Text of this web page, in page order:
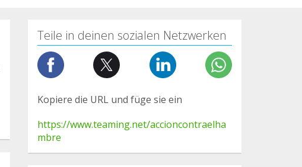
Teile in deinen sozialen Netzwerken
Kopiere die URL und füge sie ein
https://www.teaming.net/accioncontraelha
mbre